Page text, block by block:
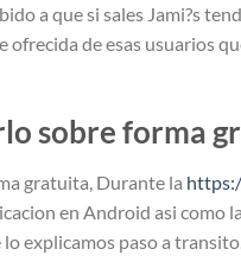
a que si sales Jami?s
de esas usuarios
sobre forma
gratuita, Durante la
en Android asi­ como
lo explicamos paso a transito.